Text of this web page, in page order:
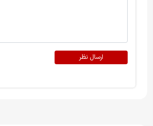
ارسال نظر